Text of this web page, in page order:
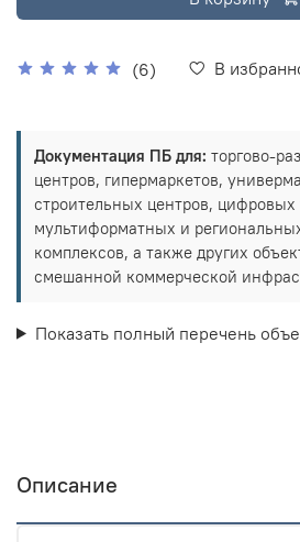
(6) В
Документация ПБ для: торгово-
центров, гипермаркетов,
строительных центров, цифровых
мультиформатных и
комплексов, а также других
смешанной коммерческой
Показать полный перечень
Описание